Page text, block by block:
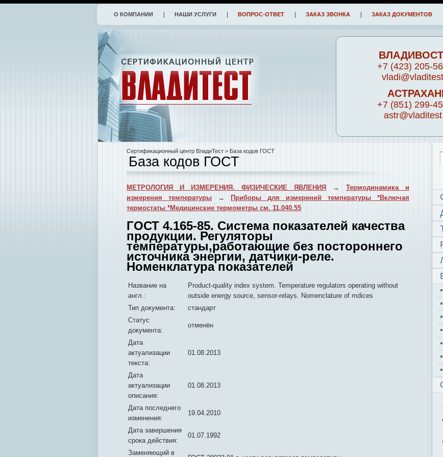
О КОМПАНИИ НАШИ УСЛУГИ ВОПРОС-ОТВЕТ ЗАКАЗ ЗВОНКА ЗАКАЗ ДОКУМЕНТОВ
+7 (423) 205-
+7 (851) 299-
Сертификационный центр ВладиТест > База кодов ГОСТ
База кодов ГОСТ
МЕТРОЛОГИЯ И ИЗМЕРЕНИЯ. ФИЗИЧЕСКИЕ ЯВЛЕНИЯ → Термодинамика и
измерения температуры →
Приборы для измерений температуры *Включая
термостаты *Медицинские термометры см. 11.040.55
ГОСТ 4.165-85. Система показателей качества
продукции. Регуляторы
температуры,работающие без постороннего
источника энергии, датчики-реле.
Номенклатура показателей
Название на
англ.:
Product-quality index system. Temperature regulators operating without
outside energy source, sensor-relays. Nomenclature of mdices
Тип документа:
стандарт
Статус
документа:
отменён
Дата
актуализации
текста:
01.08.2013
Дата
актуализации
описания:
01.08.2013
Дата последнего
изменения:
19.04.2010
Дата завершения
срока действия:
01.07.1992
Заменяющий в